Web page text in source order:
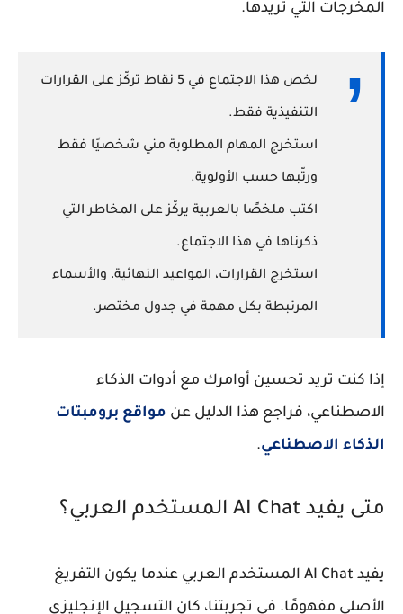
المخرجات التي تريدها.
لخص هذا الاجتماع في 5 نقاط تركّز على القرارات
التنفيذية فقط.
استخرج المهام المطلوبة مني شخصيًا فقط
ورتّبها حسب الأولوية.
اكتب ملخصًا بالعربية يركّز على المخاطر التي
ذكرناها في هذا الاجتماع.
استخرج القرارات، المواعيد النهائية، والأسماء
المرتبطة بكل مهمة في جدول مختصر.
إذا كنت تريد تحسين أوامرك مع أدوات الذكاء
الاصطناعي، فراجع هذا الدليل عن مواقع برومبتات
الذكاء الاصطناعي.
متى يفيد AI Chat المستخدم العربي؟
يفيد AI Chat المستخدم العربي عندما يكون التفريغ
الأصلي مفهومًا. في تجربتنا، كان التسجيل الإنجليزي